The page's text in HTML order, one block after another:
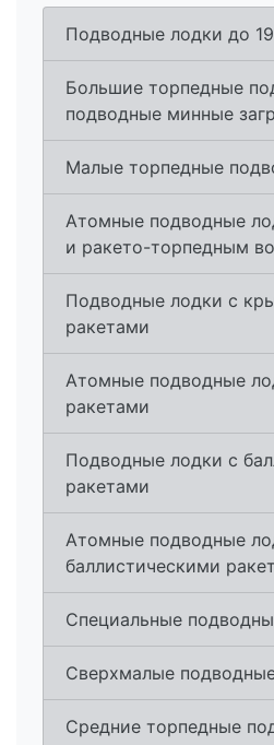
Подводные лодки до
Большие торпедные
подводные минные
Малые торпедные
Атомные подводные
и ракето-торпедным
Подводные лодки с
ракетами
Атомные подводные
ракетами
Подводные лодки с
ракетами
Атомные подводные
баллистическими
Специальные
Сверхмалые
Средние торпедные